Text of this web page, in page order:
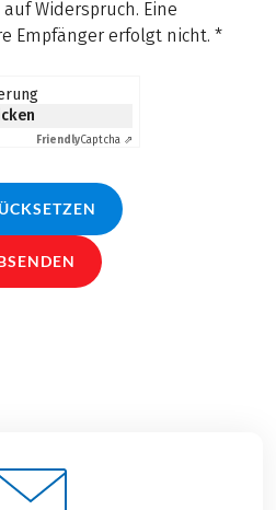
Widerspruch. Eine
Empfänger erfolgt nicht. *
FriendlyCaptcha ⇗